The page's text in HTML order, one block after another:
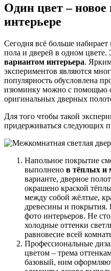
Один цвет – новое
интерьере
Сегодня всё больше
пола и дверей в одном цвете.
вариантом интерьера.
экспериментов являются
популярность обусловлена
изюминку можно с помощью
оригинальных дверных
Для того чтобы такой
придерживаться следующих
Напольное покрытие
выполнено в тёплых и
варианте, дверное
окрашено краской
между собой жёлтые,
древесины и
фото интерьеров. Не
холодные оттенки
равновесие всей
Профессиональные
цветом – трема
базовый, ним